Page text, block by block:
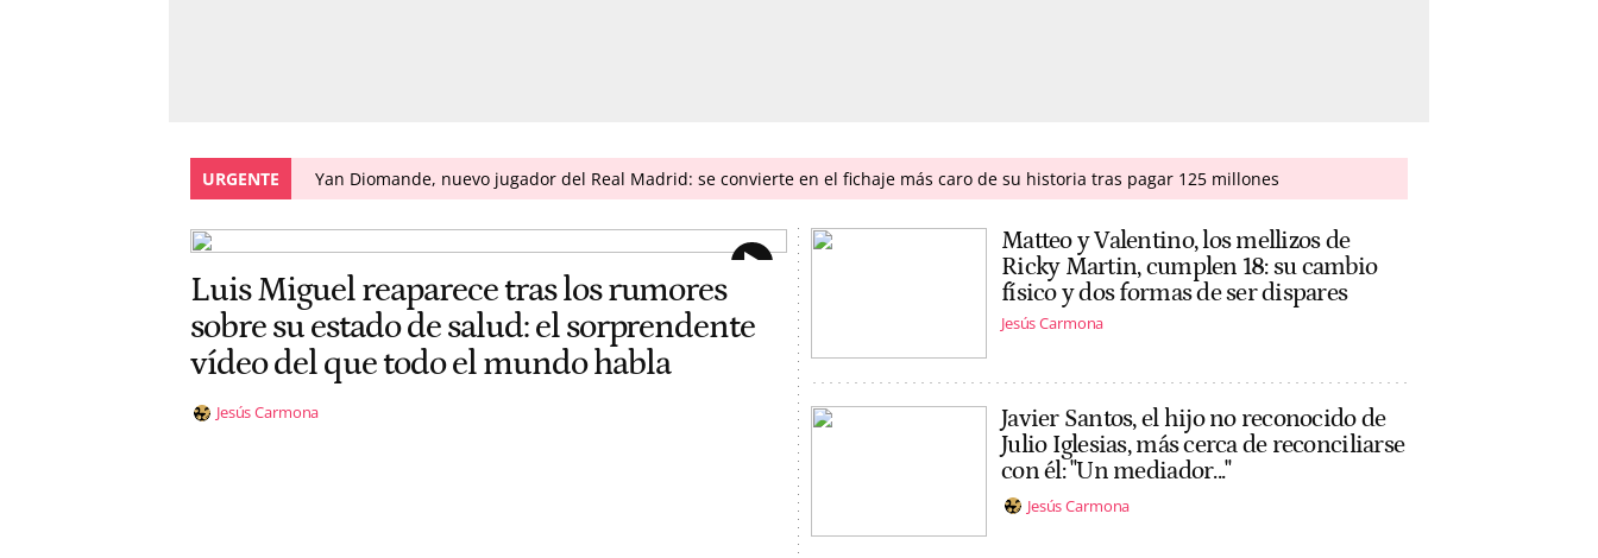
URGENTE Yan Diomande, nuevo jugador del Real Madrid: se convierte en el fichaje más caro de su historia tras pagar 125 millones
Luis Miguel reaparece tras los rumores
sobre su estado de salud: el sorprendente
vídeo del que todo el mundo habla
Jesús Carmona
Matteo y Valentino, los mellizos de
Ricky Martin, cumplen 18: su cambio
físico y dos formas de ser dispares
Jesús Carmona
Javier Santos, el hijo no reconocido de
Julio Iglesias, más cerca de reconciliarse
con él: "Un mediador..."
Jesús Carmona